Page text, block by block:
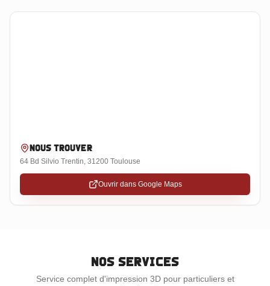
Nous trouver
64 Bd Silvio Trentin, 31200 Toulouse
Ouvrir dans Google Maps
Nos Services
Service complet d'impression 3D pour particuliers et